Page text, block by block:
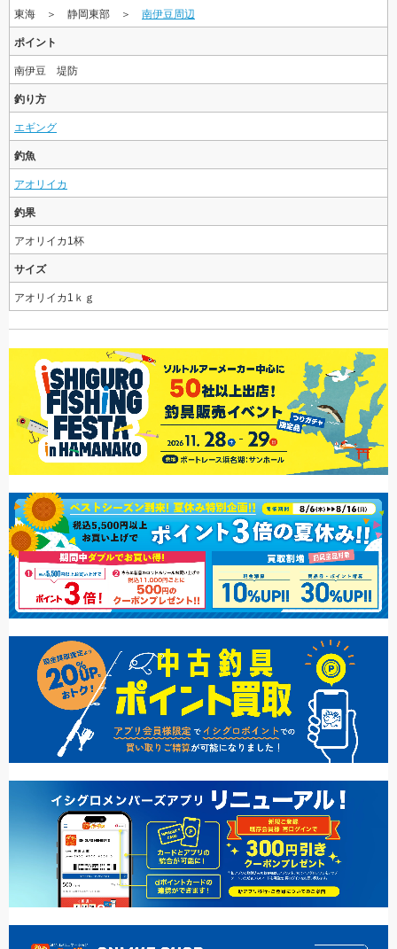
東海 ＞ 静岡東部 ＞ 南伊豆周辺
ポイント
南伊豆 堤防
釣り方
エギング
釣魚
アオリイカ
釣果
アオリイカ1杯
サイズ
アオリイカ1ｋｇ